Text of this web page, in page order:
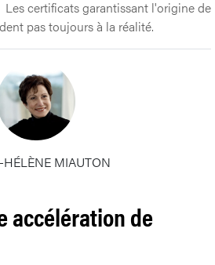
Les certificats garantissant l'origine de
pas toujours à la réalité.
HÉLÈNE MIAUTON
accélération de